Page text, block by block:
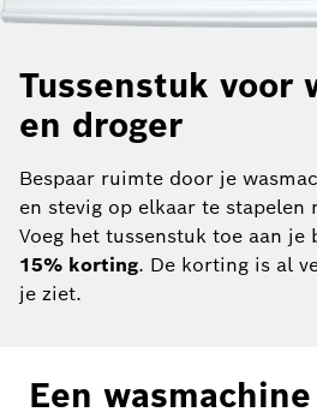
Tussenstuk voor
en droger
Bespaar ruimte door je
en stevig op elkaar te stapelen
Voeg het tussenstuk toe aan je
15% korting. De korting is al
je ziet.
Een